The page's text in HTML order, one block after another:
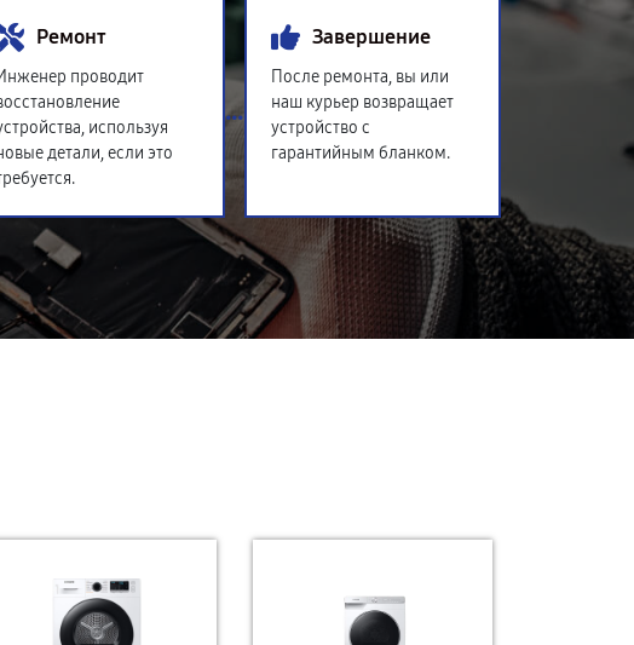
Ремонт
проводит
используя
детали, если это
Завершение
После ремонта, вы или
наш курьер возвращает
устройство с
гарантийным бланком.